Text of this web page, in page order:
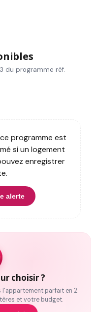
du programme réf.
programme est
si un logement
enregistrer
alerte
choisir ?
l'appartement parfait en 2
et votre budget.